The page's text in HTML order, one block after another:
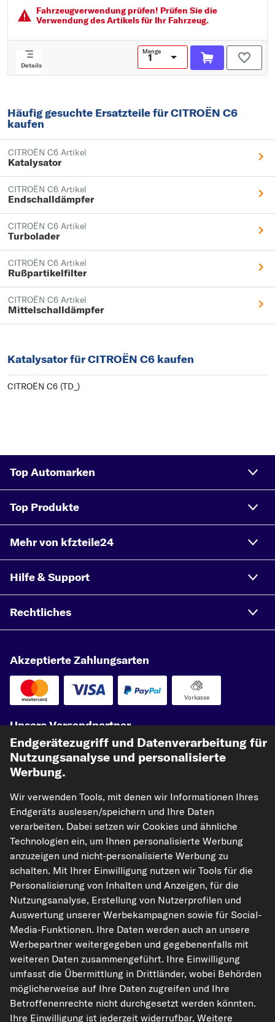
Fahrzeugver­wendung prüfen! Prüfen Sie die
Verwendung des Artikels für Ihr Fahrzeug.
Details
Menge
Häufig gesuchte Ersatzteile für CITROËN C6
kaufen
CITROËN C6 Artikel
Katalysator
CITROËN C6 Artikel
Endschalldämpfer
CITROËN C6 Artikel
Turbolader
CITROËN C6 Artikel
Rußpartikelfilter
CITROËN C6 Artikel
Mittelschalldämpfer
Katalysator für CITROËN C6 kaufen
CITROËN C6 (TD_)
Top Automarken
Top Produkte
Mehr von kfzteile24
Hilfe & Support
Rechtliches
Akzeptierte Zahlungsarten
Vorkasse
Unsere Versandpartner
kfzteile24.de carpardoo.nl
carpardoo.fr
carpardoo.dk
Die hier dargestellten Daten, insbesondere die gesamte Datenbank, dürfen
nicht vervielfältigt werden. Die Vervielfältigung und Verbreitung der Daten und
der Datenbank ohne vorherige Einwilligung von TecAlliance und/oder die
Einbeziehung Dritter in solche Aktivitäten ist streng verboten. Jegliche
unautorisierte Nutzung von Inhalten stellt eine Verletzung des Urheberrechts
dar und kann rechtliche Schritte nach sich ziehen.
Vertrag widerrufen
Endgerätezugriff und Datenverarbeitung für
Nutzungsanalyse und personalisierte
Werbung.
Wir verwenden Tools, mit denen wir Informationen Ihres
Endgeräts auslesen/speichern und Ihre Daten
verarbeiten. Dabei setzen wir Cookies und ähnliche
Technologien ein, um Ihnen personalisierte Werbung
anzuzeigen und nicht-personalisierte Werbung zu
schalten. Mit Ihrer Einwilligung nutzen wir Tools für die
Personalisierung von Inhalten und Anzeigen, für die
Nutzungsanalyse, Erstellung von Nutzerprofilen und
Auswertung unserer Werbekampagnen sowie für Social-
Media-Funktionen. Ihre Daten werden auch an unsere
Werbepartner weitergegeben und gegebenenfalls mit
weiteren Daten zusammengeführt. Ihre Einwilligung
umfasst die Übermittlung in Drittländer, wobei Behörden
möglicherweise auf Ihre Daten zugreifen und Ihre
Betroffenenrechte nicht durchgesetzt werden könnten.
Ihre Einwilligung ist jederzeit widerrufbar. Weitere